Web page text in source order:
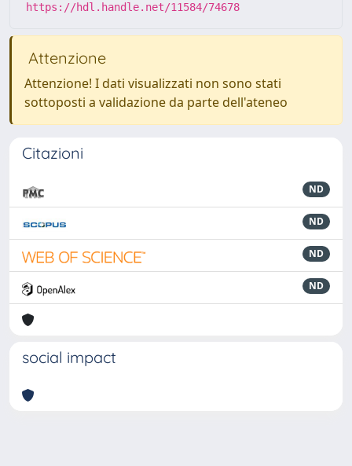
https://hdl.handle.net/11584/74678
Attenzione
Attenzione! I dati visualizzati non sono stati
sottoposti a validazione da parte dell'ateneo
Citazioni
ND
ND
ND
ND
social impact